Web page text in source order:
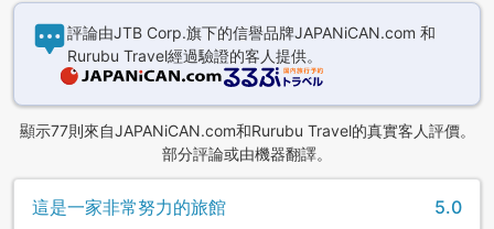
評論由JTB Corp.旗下的信譽品牌JAPANiCAN.com 和
Rurubu Travel經過驗證的客人提供。
顯示77則來自JAPANiCAN.com和Rurubu Travel的真實客人評價。
部分評論或由機器翻譯。
這是一家非常努力的旅館 5.0